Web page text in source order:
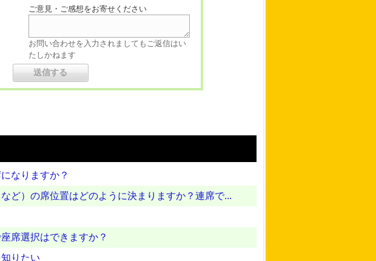
ご意見・ご感想をお寄せください
お問い合わせを入力されましてもご返信はい
たしかねます
なりますか？
ど）の席位置はどのように決まりますか？連席で...
席選択はできますか？
りたい